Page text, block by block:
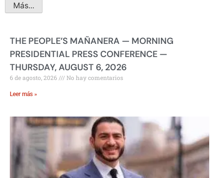
Más...
THE PEOPLE’S MAÑANERA — MORNING
PRESIDENTIAL PRESS CONFERENCE —
THURSDAY, AUGUST 6, 2026
6 de agosto, 2026 No hay comentarios
Leer más »